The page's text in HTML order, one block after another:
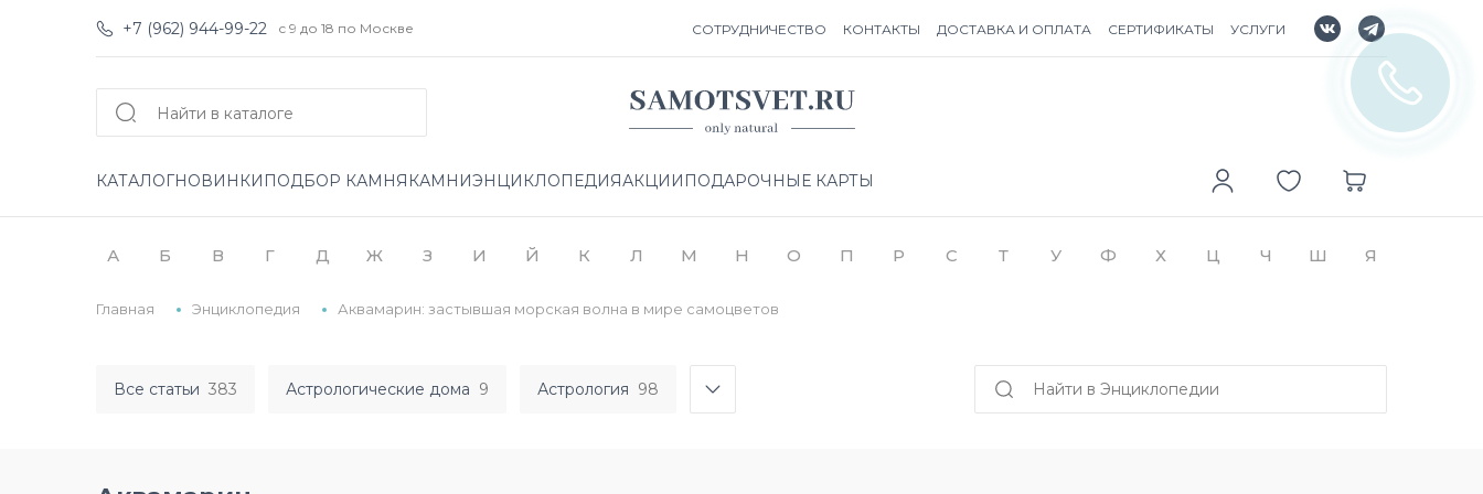
+7 (962) 944-99-22 с 9 до 18 по Москве СОТРУДНИЧЕСТВО КОНТАКТЫ ДОСТАВКА И ОПЛАТА СЕРТИФИКАТЫ УСЛУГИ
КАТАЛОГНОВИНКИ ПОДБОР КАМНЯ КАМНИЭНЦИКЛОПЕДИЯАКЦИИ ПОДАРОЧНЫЕ КАРТЫ
А Б В Г Д Ж З И Й К Л М Н О П Р С Т У Ф Х Ц Ч Ш Я
Главная Энциклопедия Аквамарин: застывшая морская волна в мире самоцветов
Все статьи 383 Астрологические дома 9 Астрология 98